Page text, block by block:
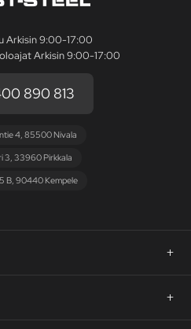
Arkisin 9:00-17:00
Arkisin 9:00-17:00
890 813
4, 85500 Nivala
3, 33960 Pirkkala
B, 90440 Kempele